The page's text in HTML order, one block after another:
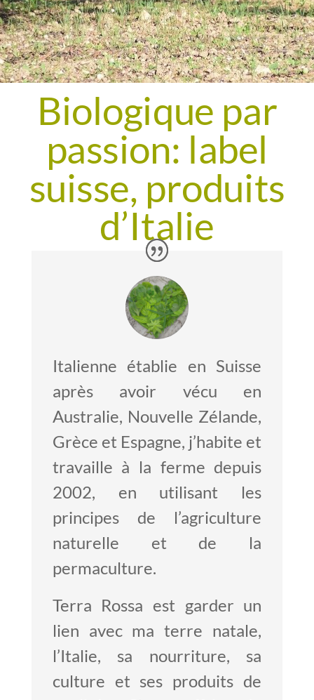
Biologique par
passion: label
suisse, produits
d’Italie
Italienne établie en Suisse
après avoir vécu en
Australie, Nouvelle Zélande,
Grèce et Espagne, j’habite et
travaille à la ferme depuis
2002, en utilisant les
principes de l’agriculture
naturelle et de la
permaculture.
Terra Rossa est garder un
lien avec ma terre natale,
l’Italie, sa nourriture, sa
culture et ses produits de